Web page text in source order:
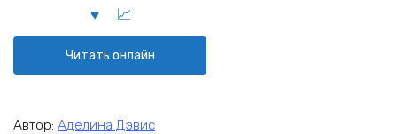
Читать онлайн
Автор: Аделина Дэвис